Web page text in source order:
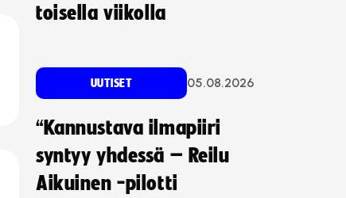
toisella viikolla
UUTISET 05.08.2026
“Kannustava ilmapiiri
syntyy yhdessä – Reilu
Aikuinen -pilotti